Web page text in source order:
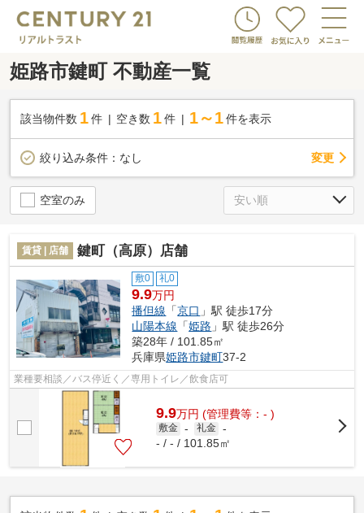
姫路市鍵町 不動産一覧
該当物件数 1件 空き数 1 件 1～1 件を表示
絞り込み条件： なし 変更
空室のみ
賃貸 | 店舗 鍵町（高原）店舗
敷0 礼0
9.9万円
播但線 「京口 」駅 徒歩17分
山陽本線 「姫路 」駅 徒歩26分
築28年 / 101.85㎡
兵庫県姫路市鍵町37-2
業種要相談／バス停近く／専用トイレ／飲食店可
9.9万円 (管理費等：- )
敷金 - 礼金 -
- / - / 101.85㎡